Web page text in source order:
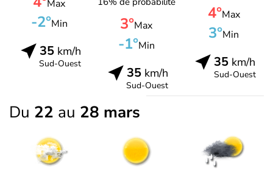
Max
-2°Min
35km/h
Sud-Ouest
3°Max
-1°Min
35km/h
Sud-Ouest
4°Max
3°Min
35 km/h
Sud-Ouest
Du 22 au 28 mars